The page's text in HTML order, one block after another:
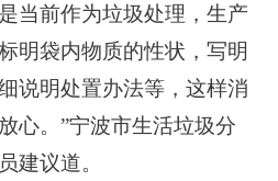
当前作为垃圾处理，生产
明袋内物质的性状，写明
说明处置办法等，这样消
心。”宁波市生活垃圾分
建议道。